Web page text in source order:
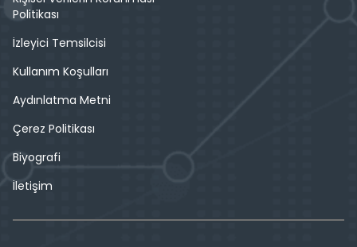
Politikası
İzleyici Temsilcisi
Kullanım Koşulları
Aydınlatma Metni
Çerez Politikası
Biyografi
İletişim